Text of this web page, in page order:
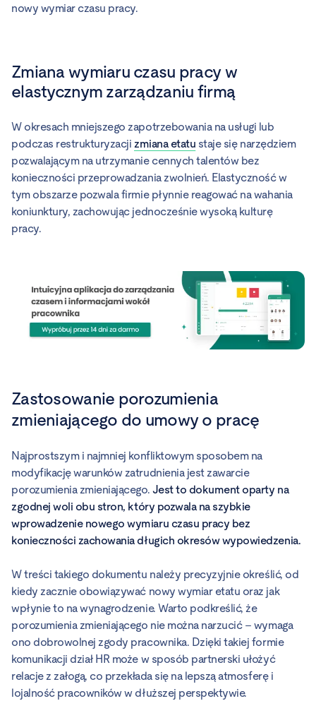
nowy wymiar czasu pracy.
Zmiana wymiaru czasu pracy w
elastycznym zarządzaniu firmą
W okresach mniejszego zapotrzebowania na usługi lub
podczas restrukturyzacjizmiana etatu staje się narzędziem
pozwalającym na utrzymanie cennych talentów bez
konieczności przeprowadzania zwolnień. Elastyczność w
tym obszarze pozwala firmie płynnie reagować na wahania
koniunktury, zachowując jednocześnie wysoką kulturę
pracy.
Zastosowanie porozumienia
zmieniającego do umowy o pracę
Najprostszym i najmniej konfliktowym sposobem na
modyfikację warunków zatrudnienia jest zawarcie
porozumienia zmieniającego. Jest to dokument oparty na
zgodnej woli obu stron, który pozwala na szybkie
wprowadzenie nowego wymiaru czasu pracy bez
konieczności zachowania długich okresów wypowiedzenia.
W treści takiego dokumentu należy precyzyjnie określić, od
kiedy zacznie obowiązywać nowy wymiar etatu oraz jak
wpłynie to na wynagrodzenie. Warto podkreślić, że
porozumienia zmieniającego nie można narzucić – wymaga
ono dobrowolnej zgody pracownika. Dzięki takiej formie
komunikacji dział HR może w sposób partnerski ułożyć
relacje z załogą, co przekłada się na lepszą atmosferę i
lojalność pracowników w dłuższej perspektywie.